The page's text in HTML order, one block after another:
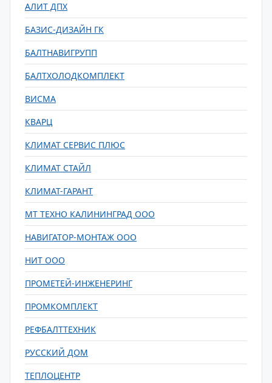
АЛИТ ДПХ
БАЗИС-ДИЗАЙН ГК
БАЛТНАВИГРУПП
БАЛТХОЛОДКОМПЛЕКТ
ВИСМА
КВАРЦ
КЛИМАТ СЕРВИС ПЛЮС
КЛИМАТ СТАЙЛ
КЛИМАТ-ГАРАНТ
МТ ТЕХНО КАЛИНИНГРАД ООО
НАВИГАТОР-МОНТАЖ ООО
НИТ ООО
ПРОМЕТЕЙ-ИНЖЕНЕРИНГ
ПРОМКОМПЛЕКТ
РЕФБАЛТТЕХНИК
РУССКИЙ ДОМ
ТЕПЛОЦЕНТР